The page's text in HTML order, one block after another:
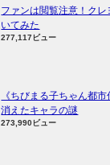
ファンは閲覧注意！ク
いてみた
277,117ビュー
《ちびまる子ちゃん都
消えたキャラの謎
273,990ビュー